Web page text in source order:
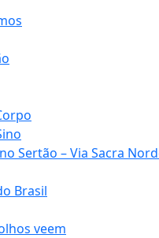
Sertão – Via Sacra
Brasil
veem